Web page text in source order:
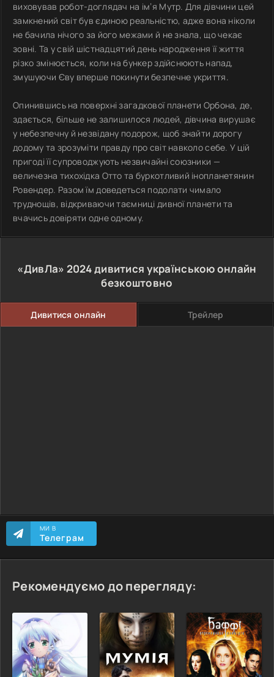
виховував робот-доглядач на ім’я Мутр. Для дівчини цей
замкнений світ був єдиною реальністю, адже вона ніколи
не бачила нічого за його межами й не знала, що чекає
зовні. Та у свій шістнадцятий день народження її життя
різко змінюється, коли на бункер здійснюють напад,
змушуючи Єву вперше покинути безпечне укриття.
Опинившись на поверхні загадкової планети Орбона, де,
здається, більше не залишилося людей, дівчина вирушає
у небезпечну й незвідану подорож, щоб знайти дорогу
додому та зрозуміти правду про світ навколо себе. У цій
пригоді її супроводжують незвичайні союзники —
величезна тихохідка Отто та буркотливий інопланетянин
Ровендер. Разом їм доведеться подолати чимало
труднощів, відкриваючи таємниці дивної планети та
вчачись довіряти одне одному.
«ДивЛа» 2024дивитися українською онлайн
безкоштовно
Дивитися онлайн Трейлер
МИ В
Телеграм
Рекомендуємо до перегляду: